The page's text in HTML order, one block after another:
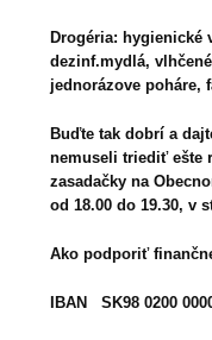
Drogéria: hygienické
dezinf.mydlá,
jednorázove poháre,
Buďte tak dobrí a
nemuseli triediť ešte
zasadačky na
od 18.00 do 19.30, v
Ako podporiť
IBAN SK98 0200